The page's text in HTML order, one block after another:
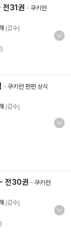
전31권 - 쿠키런
(감수)
- 쿠키런 펀펀 상식
(감수)
전30권 - 쿠키런
(감수)